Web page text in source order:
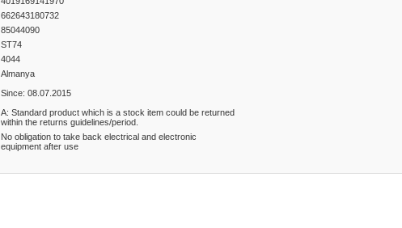
662643180732
85044090
ST74
4044
Almanya
Since: 08.07.2015
A: Standard product which is a stock item could be returned
within the returns guidelines/period.
No obligation to take back electrical and electronic
equipment after use